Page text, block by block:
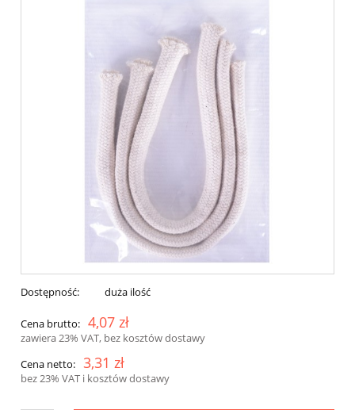
Dostępność: duża ilość
Cena brutto: 4,07 zł
zawiera 23% VAT, bez kosztów dostawy
Cena netto: 3,31 zł
bez 23% VAT i kosztów dostawy